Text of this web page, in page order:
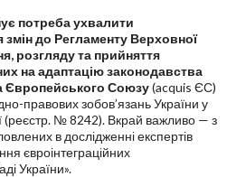
потреба ухвалити
до Регламенту Верховної
розгляду та прийняття
на адаптацію законодавства
Європейського Союзу(acquis ЄС)
правових зобов’язань України у
(реєстр. № 8242). Вкрай важливо — з
в дослідженні експертів
євроінтеграційних
України».